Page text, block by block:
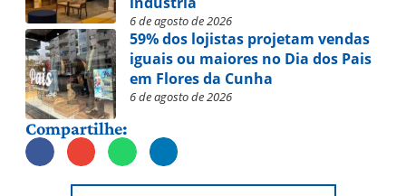
6 de agosto de 2026
59% dos lojistas projetam vendas
iguais ou maiores no Dia dos Pais
em Flores da Cunha
6 de agosto de 2026
Compartilhe: